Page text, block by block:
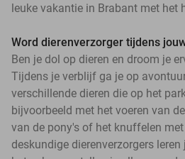
leuke vakantie in Brabant met het
Word dierenverzorger tijdens
Ben je dol op dieren en droom je
Tijdens je verblijf ga je op
verschillende dieren die op het
bijvoorbeeld met het voeren van
van de pony's of het knuffelen
deskundige dierenverzorgers